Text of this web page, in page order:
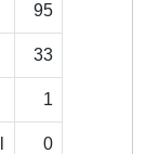
95
33
1
0